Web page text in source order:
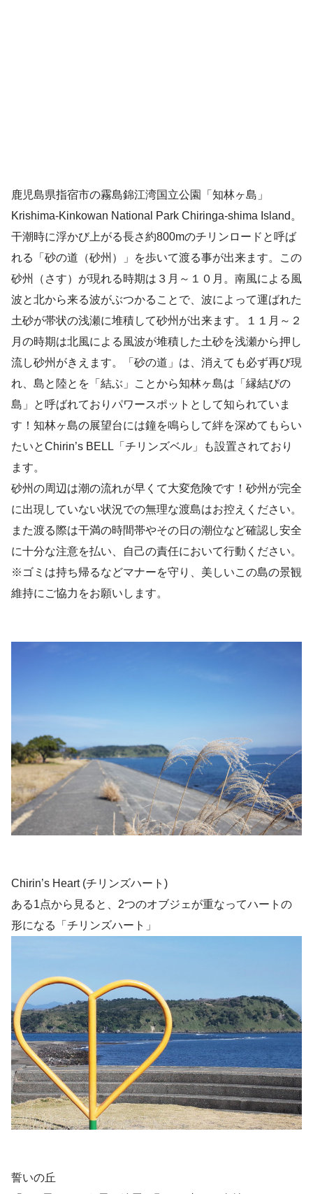
鹿児島県指宿市の霧島錦江湾国立公園「知林ヶ島」
Krishima-Kinkowan National Park Chiringa-shima Island。
干潮時に浮かび上がる長さ約800mのチリンロードと呼ば
れる「砂の道（砂州）」を歩いて渡る事が出来ます。この
砂州（さす）が現れる時期は３月～１０月。南風による風
波と北から来る波がぶつかることで、波によって運ばれた
土砂が帯状の浅瀬に堆積して砂州が出来ます。１１月～２
月の時期は北風による風波が堆積した土砂を浅瀬から押し
流し砂州がきえます。「砂の道」は、消えても必ず再び現
れ、島と陸とを「結ぶ」ことから知林ヶ島は「縁結びの
島」と呼ばれておりパワースポットとして知られていま
す！知林ヶ島の展望台には鐘を鳴らして絆を深めてもらい
たいとChirin’s BELL「チリンズベル」も設置されており
ます。
砂州の周辺は潮の流れが早くて大変危険です！砂州が完全
に出現していない状況での無理な渡島はお控えください。
また渡る際は干満の時間帯やその日の潮位など確認し安全
に十分な注意を払い、自己の責任において行動ください。
※ゴミは持ち帰るなどマナーを守り、美しいこの島の景観
維持にご協力をお願いします。
Chirin’s Heart (チリンズハート)
ある1点から見ると、2つのオブジェが重なってハートの
形になる「チリンズハート」
誓いの丘